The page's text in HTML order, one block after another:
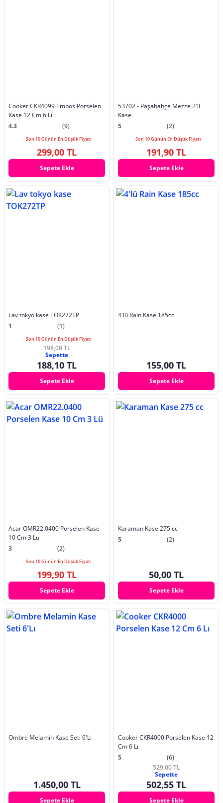
Cooker CKR4099 Embos Porselen
Kase 12 Cm 6 Lı
4.3
(9)
Son 10 Günün En Düşük Fiyatı
299,00 TL
Sepete Ekle
53702 - Paşabahçe Mezze 2'li
Kase
5
(2)
Son 10 Günün En Düşük Fiyatı
191,90 TL
Sepete Ekle
Lav tokyo kase TOK272TP
1
(1)
Son 10 Günün En Düşük Fiyatı
198,00 TL
Sepette
188,10 TL
Sepete Ekle
4'lü Rain Kase 185cc
155,00 TL
Sepete Ekle
Acar OMR22.0400 Porselen Kase
10 Cm 3 Lü
3
(2)
Son 10 Günün En Düşük Fiyatı
199,90 TL
Sepete Ekle
Karaman Kase 275 cc
5
(2)
50,00 TL
Sepete Ekle
Ombre Melamin Kase Seti 6'Lı
1.450,00 TL
Sepete Ekle
Cooker CKR4000 Porselen Kase 12
Cm 6 Lı
5
(6)
529,00 TL
Sepette
502,55 TL
Sepete Ekle